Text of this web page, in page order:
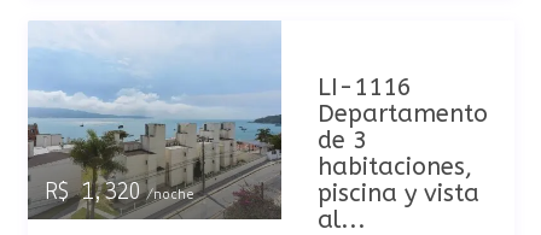
R$ 1,320/noche
LI-1116
Departamento
de 3
habitaciones,
piscina y vista
al...